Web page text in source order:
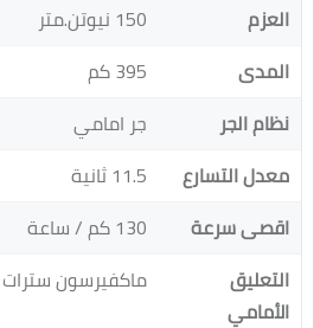
العزم
150 نيوتن.متر
المدى
395 كم
نظام الجر
جر امامي
معدل التسارع
11.5 ثانية
اقصى سرعة
130 كم / ساعة
التعليق
الأمامي
ماكفيرسون سترات